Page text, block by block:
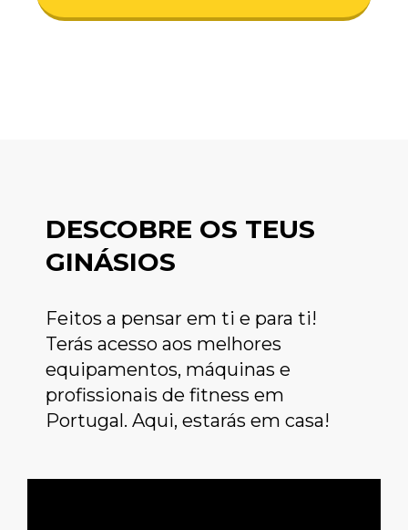
DESCOBRE OS TEUS
GINÁSIOS
Feitos a pensar em ti e para ti!
Terás acesso aos melhores
equipamentos, máquinas e
profissionais de fitness em
Portugal. Aqui, estarás em casa!